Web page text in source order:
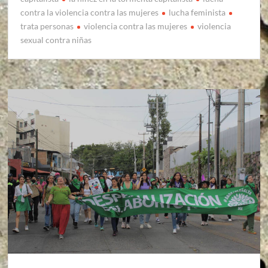
contra la violencia contra las mujeres
lucha feminista
trata personas
violencia contra las mujeres
violencia
sexual contra niñas